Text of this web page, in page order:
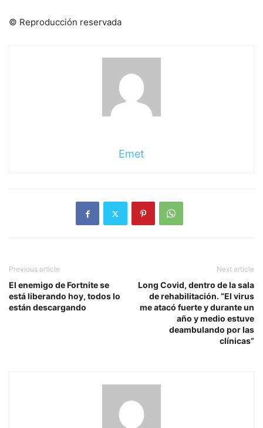
© Reproducción reservada
Emet
Previous article
El enemigo de Fortnite se
está liberando hoy, todos lo
están descargando
Next article
Long Covid, dentro de la sala
de rehabilitación. “El virus
me atacó fuerte y durante un
año y medio estuve
deambulando por las
clínicas”